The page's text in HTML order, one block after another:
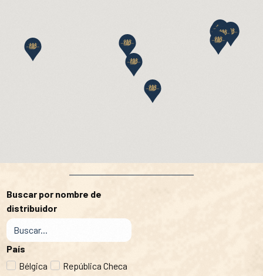
Buscar por nombre de
distribuidor
País
Bélgica
República Checa